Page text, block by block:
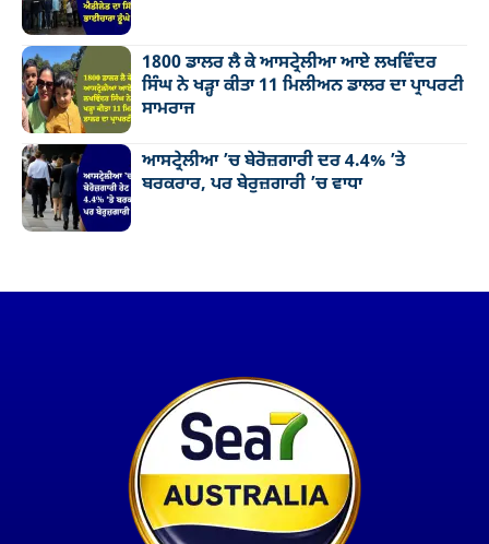
1800 ਡਾਲਰ ਲੈ ਕੇ ਆਸਟ੍ਰੇਲੀਆ ਆਏ ਲਖਵਿੰਦਰ
ਸਿੰਘ ਨੇ ਖੜ੍ਹਾ ਕੀਤਾ 11 ਮਿਲੀਅਨ ਡਾਲਰ ਦਾ ਪ੍ਰਾਪਰਟੀ
ਸਾਮਰਾਜ
ਆਸਟ੍ਰੇਲੀਆ ’ਚ ਬੇਰੋਜ਼ਗਾਰੀ ਦਰ 4.4% ’ਤੇ
ਬਰਕਰਾਰ, ਪਰ ਬੇਰੁਜ਼ਗਾਰੀ ’ਚ ਵਾਧਾ